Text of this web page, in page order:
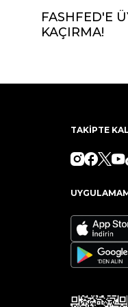
FASHFED'E
KAÇIRMA!
TAKİPTE